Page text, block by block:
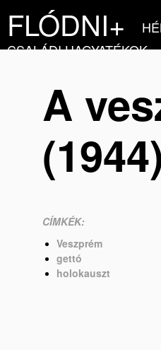
FLÓDNI+
CSALÁDI HAGYATÉKOK
A
(1944)
CÍMKÉK:
Veszprém
gettó
holokauszt